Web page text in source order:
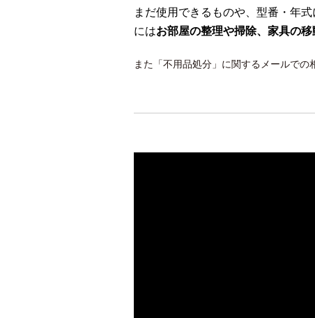
まだ使用できるものや、型番・年
にはお部屋の整理や掃除、家具の
また「不用品処分」に関するメールでの